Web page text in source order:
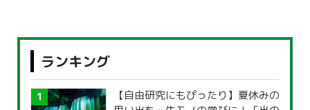
ランキング
【自由研究にもぴったり】夏休みの